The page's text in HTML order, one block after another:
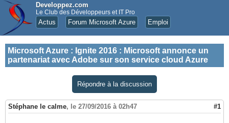
Developpez.com
Le Club des Développeurs et IT Pro
Actus Forum Microsoft Azure Emploi
Microsoft Azure : Ignite 2016 : Microsoft annonce un
partenariat avec Adobe sur son service cloud Azure
Répondre à la discussion
Stéphane le calme, le 27/09/2016 à 02h47 #1